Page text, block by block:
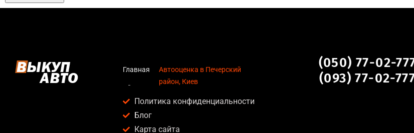
Честные цены— предлагаем до 95% от рыночной стоимости даже за авто после аварии или с
Кому подойдет автооценка в Печерский район, Киев
Услуга автооценка в Печерский район, Киев актуальна для:
Владельцев автомобилей после аварии, когда восстановление экономически нецелесообразно;
Главная
Автооценка в Печерский
район, Киев
Политика конфиденциальности
Блог
Карта сайта
(050) 77-02-
(093) 77-02-